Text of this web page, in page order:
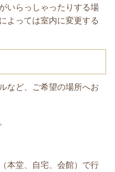
いらっしゃったりする場
よっては室内に変更する
など、ご希望の場所へお
本堂、自宅、会館）で行